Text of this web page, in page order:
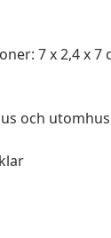
7 x 2,4 x 7
och utomhus